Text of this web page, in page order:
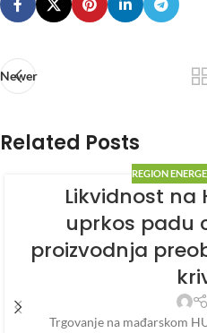
Newer
Related Posts
REGION
Likvidnost na
uprkos padu
proizvodnja
Trgovanje na mađarskom